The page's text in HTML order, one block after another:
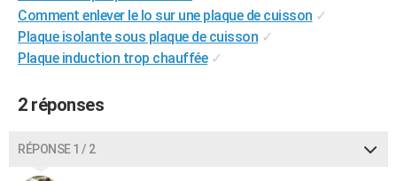
Destinations
City break
Voyage nature
Voyage de noces
Forum
Climat
+PHOTO
GUIDES D'ACHAT
Carte de Noël
Carte Bonne année
Carte Saint-Valentin
Carte Pâques
Carte d'anniversaire
Comment enlever le lo sur une plaque de cuisson ✓
Plaque isolante sous plaque de cuisson ✓
Plaque induction trop chauffée ✓
2 réponses
RÉPONSE 1 / 2